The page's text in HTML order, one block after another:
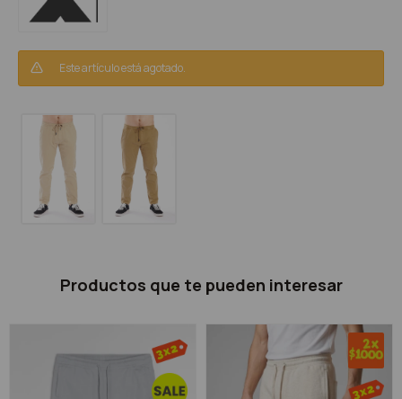
Este artículo está agotado.
Productos que te pueden interesar